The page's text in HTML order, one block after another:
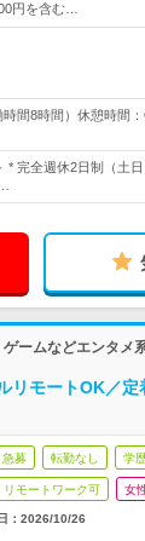
円を含む…
間8時間）休憩時間
* 完全週休2日制（土
ームなどエンタメ
リモートOK／定
急募 転勤なし 学
リモートワーク可 女
： 2026/10/26